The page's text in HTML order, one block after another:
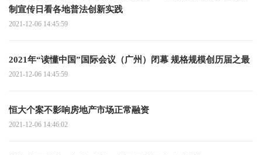
制宣传日看各地普法创新实践
2021-12-06 14:45:59
2021年“读懂中国”国际会议（广州）闭幕 规格规模创历届之最
2021-12-06 14:45:59
恒大个案不影响房地产市场正常融资
2021-12-06 14:46:02